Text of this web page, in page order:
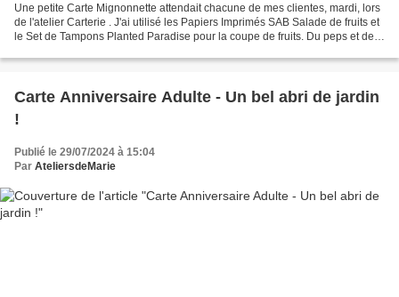
Une petite Carte Mignonnette attendait chacune de mes clientes, mardi, lors
de l'atelier Carterie . J'ai utilisé les Papiers Imprimés SAB Salade de fruits et
le Set de Tampons Planted Paradise pour la coupe de fruits. Du peps et des
Carte Anniversaire Adulte - Un bel abri de jardin
!
Publié le 29/07/2024 à 15:04
Par AteliersdeMarie